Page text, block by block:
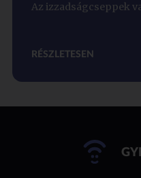
Az izzadságcseppek
RÉSZLETESEN